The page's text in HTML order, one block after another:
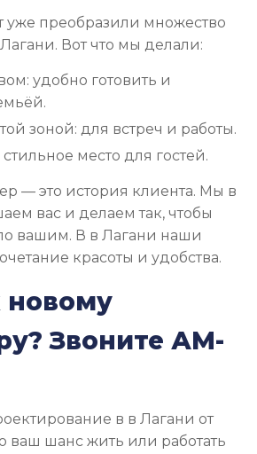
преобразили множество
Вот что мы делали:
удобно готовить и
зоной: для встреч и работы.
место для гостей.
— это история клиента. Мы в
вас и делаем так, чтобы
вашим. В в Лагани наши
красоты и удобства.
новому
Звоните АМ-
в в Лагани от
ваш шанс жить или работать